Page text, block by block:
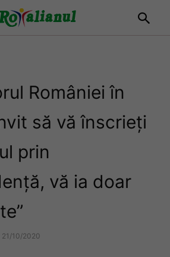
României în
să vă înscrieți
prin
vă ia doar
21/10/2020